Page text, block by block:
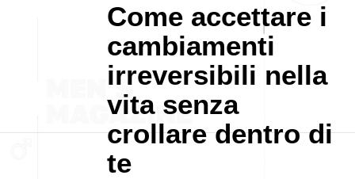
Come accettare i
cambiamenti
irreversibili nella
vita senza
crollare dentro di
te